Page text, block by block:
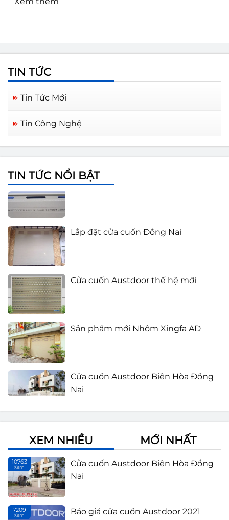
TIN TỨC
Tin Tức Mới
Tin Công Nghệ
TIN TỨC NỔI BẬT
Cửa cuốn Austdoor Biên Hòa Đồng
Báo giá cửa cuốn Austdoor 2021
Lắp đặt cửa cuốn Đồng Nai
Nai
Lắp đặt cửa cuốn Đồng Nai
Cửa cuốn Austdoor thế hệ mới
XEM NHIỀU MỚI NHẤT
10763
Xem
Cửa cuốn Austdoor Biên Hòa Đồng
Nai
7209
Xem Báo giá cửa cuốn Austdoor 2021